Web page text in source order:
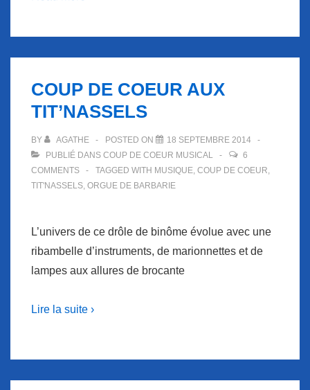
coeur
Elodie
Frégé
COUP DE COEUR AUX
TIT’NASSELS
BY AGATHE POSTED ON
18 SEPTEMBRE 2014
PUBLIÉ DANS COUP DE COEUR MUSICAL
6
COMMENTS
TAGGED WITH MUSIQUE, COUP DE COEUR,
TIT'NASSELS, ORGUE DE BARBARIE
L’univers de ce drôle de binôme évolue avec une
ribambelle d’instruments, de marionnettes et de
lampes aux allures de brocante
Lire la suite ›